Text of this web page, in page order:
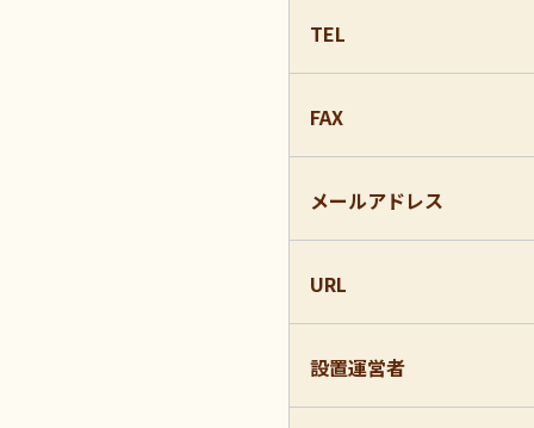
TEL
FAX
メールアドレス
URL
設置運営者